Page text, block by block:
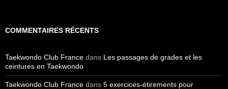
COMMENTAIRES RÉCENTS
Taekwondo Club France dans Les passages de grades et les
ceintures en Taekwondo
Taekwondo Club France dans 5 exercices-étirements pour